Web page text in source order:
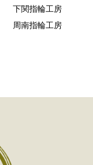
下関指輪工房
周南指輪工房